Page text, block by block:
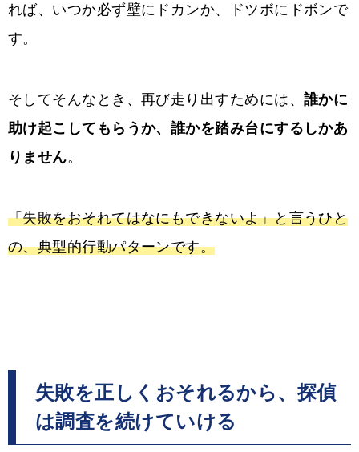
れば、いつか必ず壁にドカンか、ドツボにドボンで
す。
そしてそんなとき、再び走り出すためには、 誰かに
助け起こしてもらうか、誰かを踏み台にするしかあ
りません。
「失敗をおそれてはなにもできないよ」と言うひと
の、典型的行動パターンです。
失敗を正しくおそれるから、探偵
は調査を続けていける